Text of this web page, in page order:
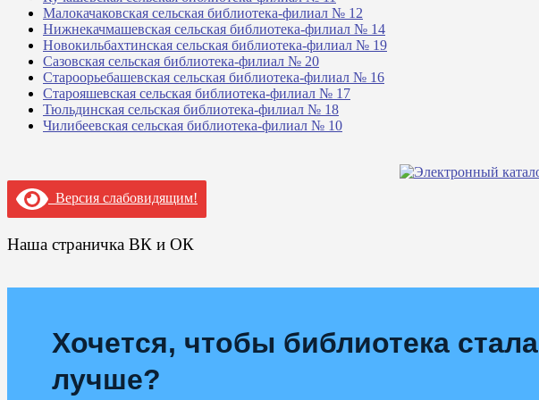
Малокачаковская сельская библиотека-филиал № 12
Нижнекачмашевская сельская библиотека-филиал № 14
Новокильбахтинская сельская библиотека-филиал № 19
Сазовская сельская библиотека-филиал № 20
Староорьебашевская сельская библиотека-филиал № 16
Старояшевская сельская библиотека-филиал № 17
Тюльдинская сельская библиотека-филиал № 18
Чилибеевская сельская библиотека-филиал № 10
Версия слабовидящим!
Наша страничка ВК и ОК
Хочется, чтобы библиотека стала
лучше?